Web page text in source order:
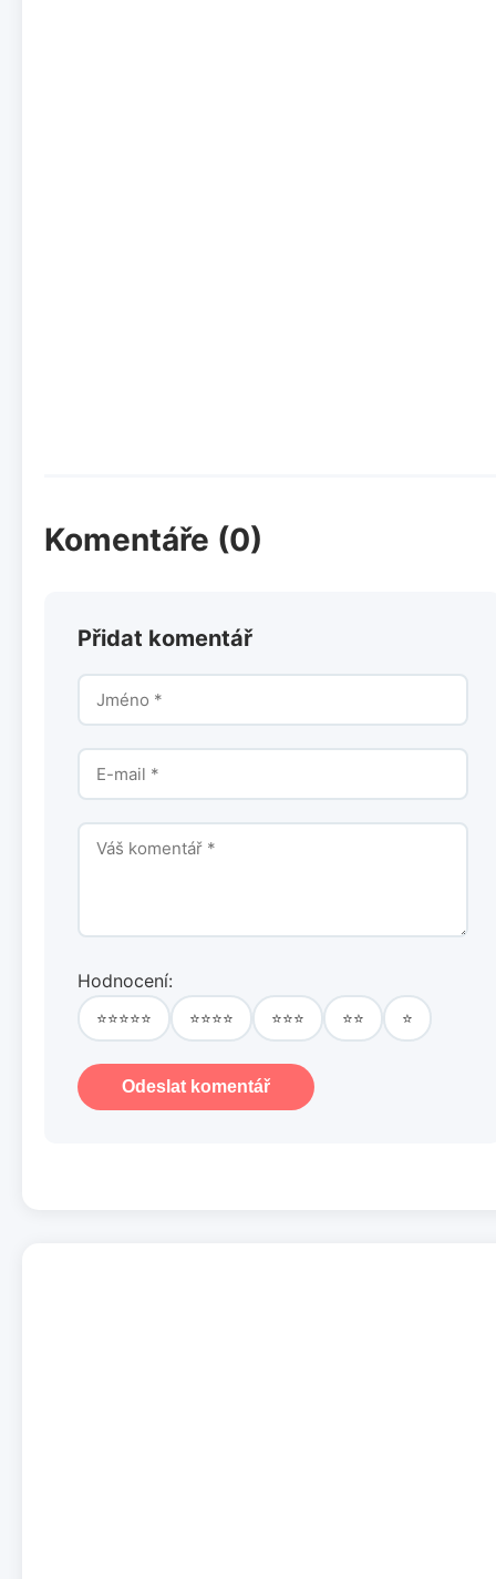
Komentáře (0)
Přidat komentář
Hodnocení:
⭐⭐⭐⭐⭐ ⭐⭐⭐⭐ ⭐⭐⭐ ⭐⭐ ⭐
Odeslat komentář